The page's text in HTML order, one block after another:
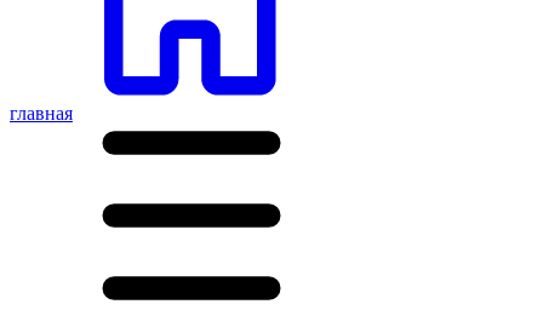
главная